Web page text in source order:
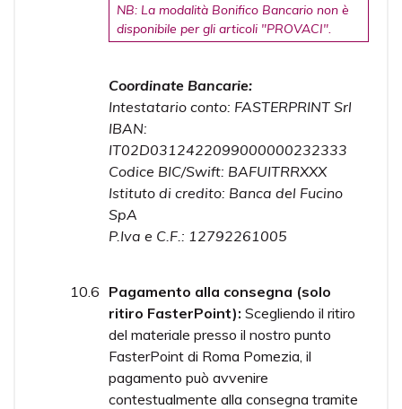
NB: La modalità Bonifico Bancario non è
disponibile per gli articoli "PROVACI".
Coordinate Bancarie:
Intestatario conto: FASTERPRINT Srl
IBAN:
IT02D0312422099000000232333
Codice BIC/Swift: BAFUITRRXXX
Istituto di credito: Banca del Fucino
SpA
P.Iva e C.F.: 12792261005
Pagamento alla consegna (solo
ritiro FasterPoint): Scegliendo il ritiro
del materiale presso il nostro punto
FasterPoint di Roma Pomezia, il
pagamento può avvenire
contestualmente alla consegna tramite